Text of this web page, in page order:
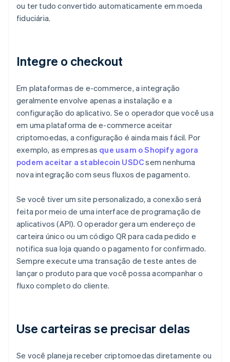
ou ter tudo convertido automaticamente em moeda
fiduciária.
Integre o checkout
Em plataformas de e-commerce, a integração
geralmente envolve apenas a instalação e a
configuração do aplicativo. Se o operador que você usa
em uma plataforma de e-commerce aceitar
criptomoedas, a configuração é ainda mais fácil. Por
exemplo, as empresas que usam o Shopify agora
podem aceitar a stablecoin USDCsem nenhuma
nova integração com seus fluxos de pagamento.
Se você tiver um site personalizado, a conexão será
feita por meio de uma interface de programação de
aplicativos (API). O operador gera um endereço de
carteira único ou um código QR para cada pedido e
notifica sua loja quando o pagamento for confirmado.
Sempre execute uma transação de teste antes de
lançar o produto para que você possa acompanhar o
fluxo completo do cliente.
Use carteiras se precisar delas
Se você planeja receber criptomoedas diretamente ou